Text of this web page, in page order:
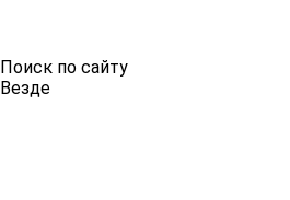
Поиск по сайту
Везде